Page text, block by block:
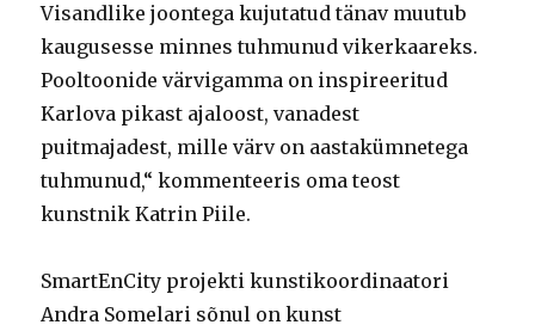
Visandlike joontega kujutatud tänav muutub
kaugusesse minnes tuhmunud vikerkaareks.
Pooltoonide värvigamma on inspireeritud
Karlova pikast ajaloost, vanadest
puitmajadest, mille värv on aastakümnetega
tuhmunud,“ kommenteeris oma teost
kunstnik Katrin Piile.
SmartEnCity projekti kunstikoordinaatori
Andra Somelari sõnul on kunst